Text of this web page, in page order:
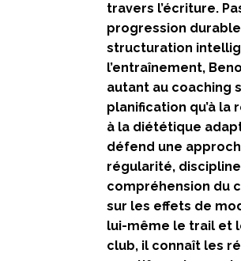
travers l’écriture.
progression
structuration
l’entraînement,
autant au coaching
planification qu’à la
à la diététique
défend une
régularité,
compréhension du
sur les effets de
lui-même le trail et
club, il connaît les